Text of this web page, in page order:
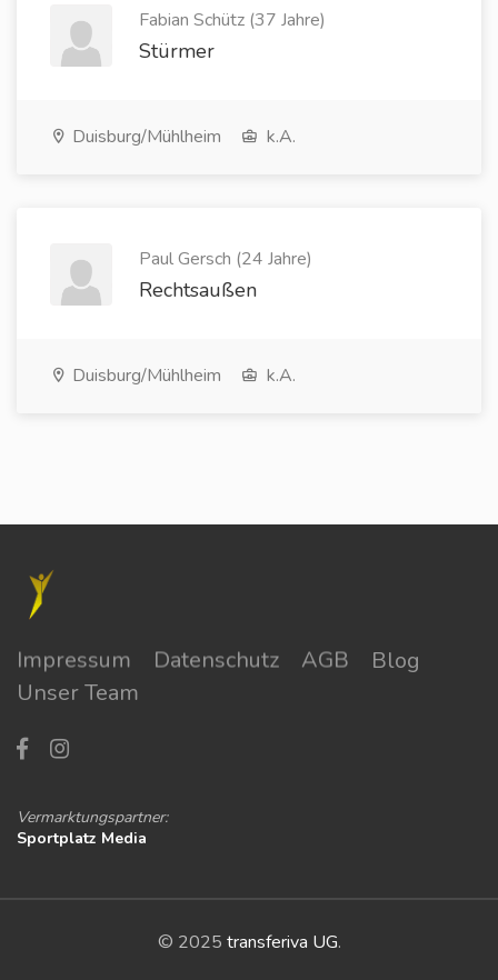
Fabian Schütz (37 Jahre)
Stürmer
Duisburg/Mühlheim k.A.
Paul Gersch (24 Jahre)
Rechtsaußen
Duisburg/Mühlheim k.A.
Impressum Datenschutz AGB
Blog
Unser Team
Vermarktungspartner:
Sportplatz Media
© 2025 transferiva UG.